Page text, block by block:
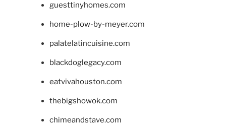
guesttinyhomes.com
home-plow-by-meyer.com
palatelatincuisine.com
blackdoglegacy.com
eatvivahouston.com
thebigshowok.com
chimeandstave.com